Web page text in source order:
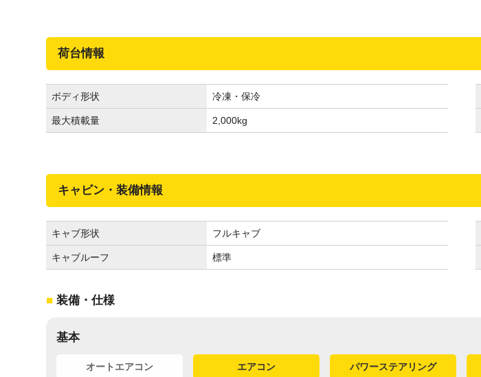
荷台情報
ボディ形状 冷凍・保冷
最大積載量 2,000kg
キャビン・装備情報
キャブ形状 フルキャブ
キャブルーフ 標準
装備・仕様
基本
オートエアコン エアコン パワーステアリング